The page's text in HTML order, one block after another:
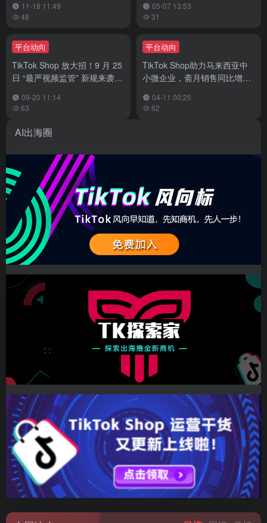
11-18 11:49
48
05-07 13:53
31
平台动向
TikTok Shop 放大招！9 月 25
日 “最严视频监管” 新规来袭，
09-20 11:14
63
平台动向
TikTok Shop助力马来西亚中
小微企业，斋月销售同比增长
04-11 00:25
62
AI出海圈